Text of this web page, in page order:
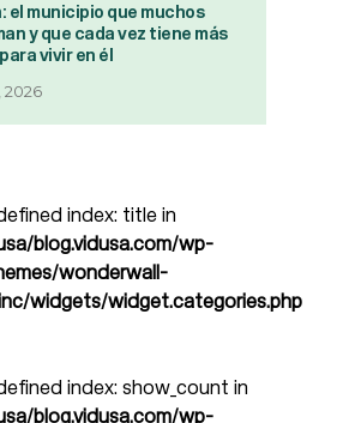
el municipio que muchos
y que cada vez tiene más
vivir en él
2026
index: title in
blog.vidusa.com/wp-
wonderwall-
widgets/widget.categories.php
index: show_count in
blog.vidusa.com/wp-